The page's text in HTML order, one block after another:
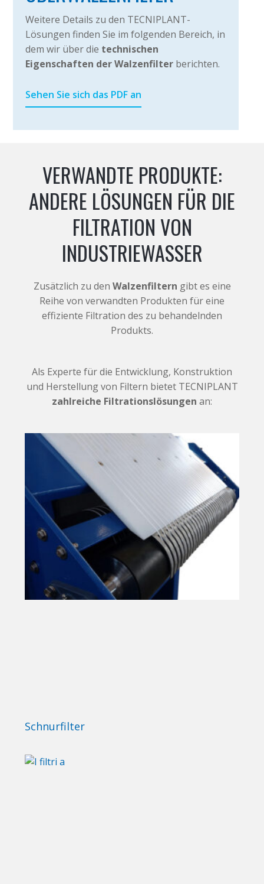
Weitere Details zu den TECNIPLANT-
Lösungen finden Sie im folgenden Bereich, in
dem wir über die technischen
Eigenschaften der Walzenfilter berichten.
Sehen Sie sich das PDF an
VERWANDTE PRODUKTE:
ANDERE LÖSUNGEN FÜR DIE
FILTRATION VON
INDUSTRIEWASSER
Zusätzlich zu den Walzenfiltern gibt es eine
Reihe von verwandten Produkten für eine
effiziente Filtration des zu behandelnden
Produkts.
Als Experte für die Entwicklung, Konstruktion
und Herstellung von Filtern bietet TECNIPLANT
zahlreiche Filtrationslösungen an:
Schnurfilter